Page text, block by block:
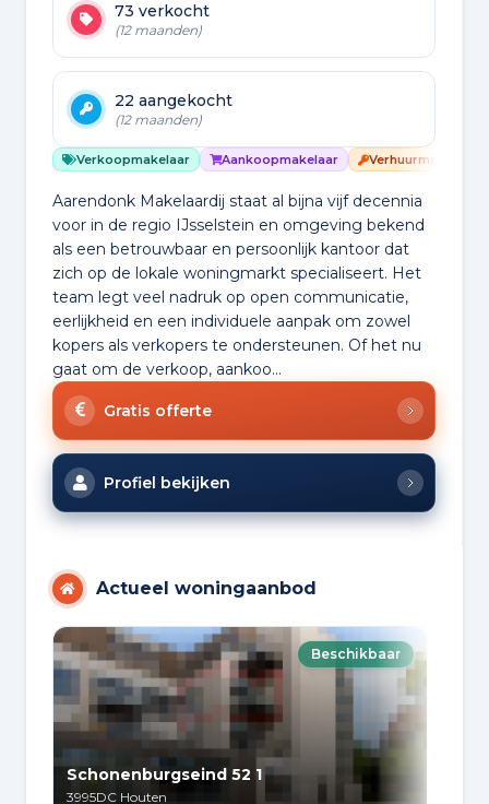
73 verkocht
(12 maanden)
22 aangekocht
(12 maanden)
Verkoopmakelaar Aankoopmakelaar Verhuurmakelaar
Aarendonk Makelaardij staat al bijna vijf decennia
voor in de regio IJsselstein en omgeving bekend
als een betrouwbaar en persoonlijk kantoor dat
zich op de lokale woningmarkt specialiseert. Het
team legt veel nadruk op open communicatie,
eerlijkheid en een individuele aanpak om zowel
kopers als verkopers te ondersteunen. Of het nu
gaat om de verkoop, aankoo...
Gratis offerte
Profiel bekijken
Actueel woningaanbod
Beschikbaar
Schonenburgseind 52 1
3995DC Houten